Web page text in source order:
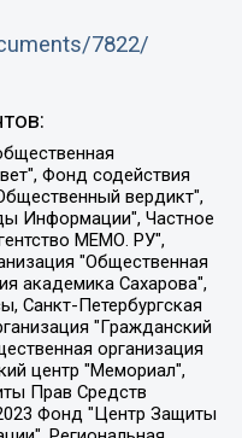
7822/
Виктор Анатольевич, Общество с ограниченной ответственностью "Данное сообщение", Общество с ограниченной ответственностью Издательский дом "Новая глава", Айнбиндер Александра Александровна, Московский комьюнити-центр для ЛГБТ+инициатив, Благотворительный фонд развития филантропии, Deutsche Welle (Германия, Kurt-Schumacher-Strasse 3, 53113 Bonn), Борзунова Мария Михайловна, Воробьев Виктор Викторович, Голубева Анна Львовна, Константинова Алла Михайловна, Малкова Ирина Владимировна, Мурадов Мурад Абдулгалимович, Осетинская Елизавета Николаевна, Понасенков Евгений Николаевич, Ганапольский Матвей Юрьевич, Киселев Евгений Алексеевич, Борухович Ирина Григорьевна, Дремин Иван Тимофеевич, Дубровский Дмитрий Викторович, Красноярская региональная общественная организация поддержки и развития альтернативных образовательных технологий и межкультурных коммуникаций "ИНТЕРРА", Маяковская Екатерина Алексеевна, Фейгин Марк Захарович, Филимонов Андрей Викторович, Дзугкоева Регина Николаевна, Доброхотов Роман Александрович, Дудь Юрий Александрович, Елкин Сергей Владимирович, Кругликов Кирилл Игоревич, Сабунаева Мария Леонидовна, Семенов Алексей Владимирович, Шаинян Карен Багратович, Шульман Екатерина Михайловна, Асафьев Артур Валерьевич, Вахштайн Виктор Семенович, Венедиктов Алексей Алексеевич, Лушникова Екатерина Евгеньевна, Волков Леонид Михайлович, Невзоров Александр Глебович, Пархоменко Сергей Борисович, Сироткин Ярослав Николаевич, Кара-Мурза Владимир Владимирович, Баранова Наталья Владимировна, Гозман Леонид Яковлевич, Кагарлицкий Борис Юльевич, Климарев Михаил Валерьевич, Милов Владимир Станиславович, Автономная некоммерческая организация Краснодарский центр современного искусства "Типография", Моргенштерн Алишер Тагирович, Соболь Любовь Эдуардовна, Общество с ограниченной ответственностью "ЛИЗА НОРМ", Каспаров Гарри Кимович, Ходорковский Михаил Борисович, Общество с ограниченной ответственностью "Апрельские тезисы", Данилович Ирина Брониславовна, Кашин Олег Владимирович, Петров Николай Владимирович, Пивоваров Алексей Владимирович, Соколов Михаил Владимирович, Цветкова Юлия Владимировна, Чичваркин Евгений Александрович, Комитет против пыток/Команда против пыток, Общество с ограниченной ответственностью "Первый научный", Общество с ограниченной ответственностью "Вертолет и ко", Белоцерковская Вероника Борисовна, Кац Максим Евгеньевич, Лазарева Татьяна Юрьевна, Шаведдинов Руслан Табризович, Яшин Илья Валерьевич, Общество с ограниченной ответственностью "Иноагент ААВ", Алешковский Дмитрий Петрович, Альбац Евгения Марковна, Быков Дмитрий Львович, Галямина Юлия Евгеньевна, Лойко Сергей Леонидович, Мартынов Кирилл Константинович, Медведев Сергей Александрович, Крашенинников Федор Геннадиевич, Гордеева Катерина Вл